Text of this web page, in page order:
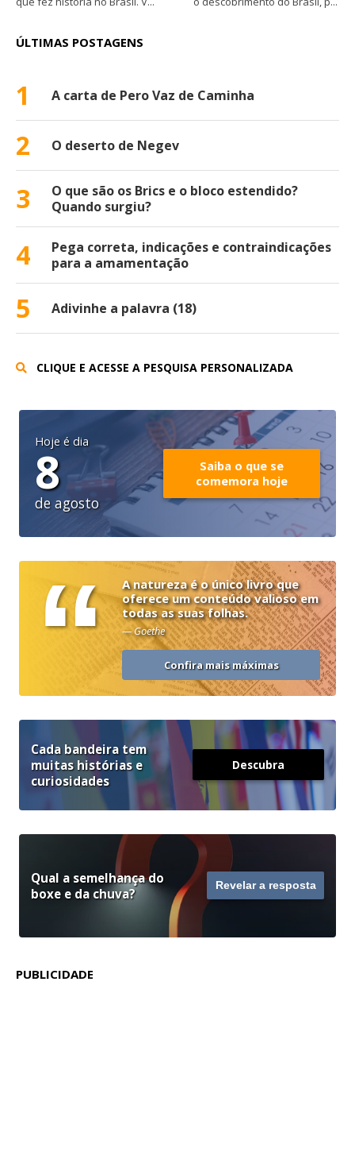
ÚLTIMAS POSTAGENS
1 A carta de Pero Vaz de Caminha
2 O deserto de Negev
3
O que são os Brics e o bloco estendido?
Quando surgiu?
4
Pega correta, indicações e contraindicações
para a amamentação
5 Adivinhe a palavra (18)
CLIQUE E ACESSE A PESQUISA PERSONALIZADA
Hoje é dia
8
de agosto
Saiba o que se
comemora hoje
“
A natureza é o único livro que
oferece um conteúdo valioso em
todas as suas folhas.
— Goethe
Confira mais máximas
Cada bandeira tem
muitas histórias e
curiosidades
Descubra
Qual a semelhança do
boxe e da chuva?
Revelar a resposta
PUBLICIDADE